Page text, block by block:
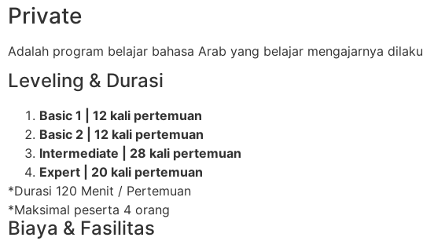
Private
Adalah program belajar bahasa Arab yang belajar mengajarnya
Leveling & Durasi
Basic 1 | 12 kali pertemuan
Basic 2 | 12 kali pertemuan
Intermediate | 28 kali pertemuan
Expert | 20 kali pertemuan
*Durasi 120 Menit / Pertemuan
*Maksimal peserta 4 orang
Biaya & Fasilitas